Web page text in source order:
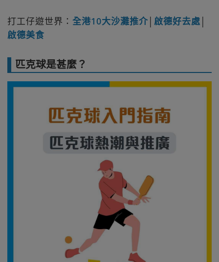
打工仔遊世界： 全港10大沙灘推介 啟德好去處
啟德美食
匹克球是甚麼？